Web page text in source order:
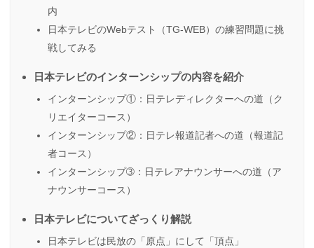
内
日本テレビのWebテスト（TG-WEB）の練習問題に挑
戦してみる
日本テレビのインターンシップの内容を紹介
インターンシップ①：日テレディレクターへの道（ク
リエイターコース）
インターンシップ②：日テレ報道記者への道（報道記
者コース）
インターンシップ➂：日テレアナウンサーへの道（ア
ナウンサーコース）
日本テレビについてざっくり解説
日本テレビは民放の「原点」にして「頂点」